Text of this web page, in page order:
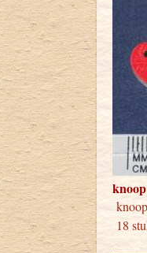
18